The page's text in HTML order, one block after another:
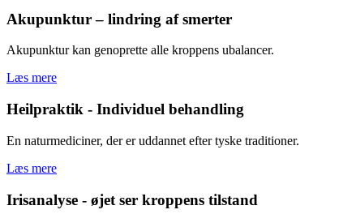
Akupunktur – lindring af smerter
Akupunktur kan genoprette alle kroppens ubalancer.
Læs mere
Heilpraktik - Individuel behandling
En naturmediciner, der er uddannet efter tyske traditioner.
Læs mere
Irisanalyse - øjet ser kroppens tilstand